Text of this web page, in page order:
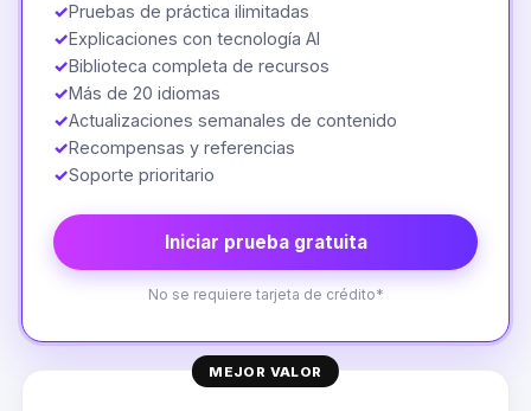
✓Pruebas de práctica ilimitadas
✓Explicaciones con tecnología AI
✓Biblioteca completa de recursos
✓Más de 20 idiomas
✓Actualizaciones semanales de contenido
✓Recompensas y referencias
✓Soporte prioritario
Iniciar prueba gratuita
No se requiere tarjeta de crédito*
MEJOR VALOR